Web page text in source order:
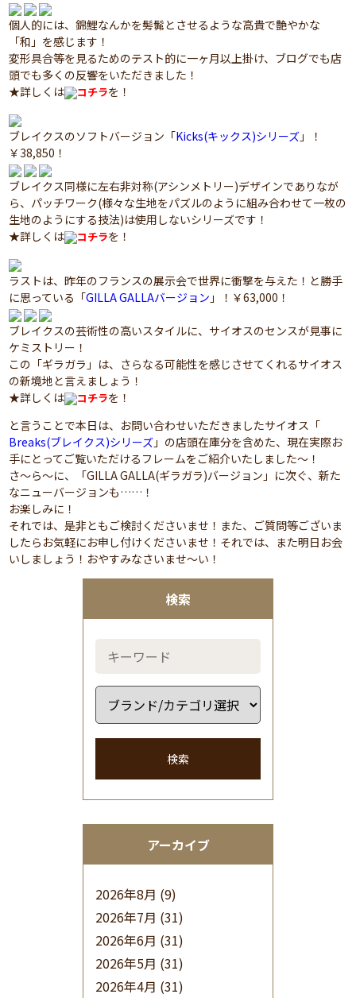
検索
検索
アーカイブ
2026年8月 (9)
2026年7月 (31)
2026年6月 (31)
2026年5月 (31)
2026年4月 (31)
個人的には、錦鯉なんかを髣髴とさせるような高貴で艶やかな
「和」を感じます！
変形具合等を見るためのテスト的に一ヶ月以上掛け、ブログでも店
頭でも多くの反響をいただきました！
★詳しくは
コチラを！
ブレイクスのソフトバージョン「Kicks(キックス)シリーズ 」！
￥38,850！
ブレイクス同様に左右非対称(アシンメトリー)デザインでありなが
ら、パッチワーク(様々な生地をパズルのように組み合わせて一枚の
生地のようにする技法)は使用しないシリーズです！
★詳しくは
コチラを！
ラストは、昨年のフランスの展示会で世界に衝撃を与えた！と勝手
に思っている「GILLA GALLAバージョン 」！￥63,000！
ブレイクスの芸術性の高いスタイルに、サイオスのセンスが見事に
ケミストリー！
この「ギラガラ」は、さらなる可能性を感じさせてくれるサイオス
の新境地と言えましょう！
★詳しくは
コチラを！
と言うことで本日は、お問い合わせいただきましたサイオス「
Breaks(ブレイクス)シリーズ 」の店頭在庫分を含めた、現在実際お
手にとってご覧いただけるフレームをご紹介いたしました～！
さ～ら～に、「GILLA GALLA(ギラガラ)バージョン」に次ぐ、新た
なニューバージョンも……！
お楽しみに！
それでは、是非ともご検討くださいませ！また、ご質問等ございま
したらお気軽にお申し付けくださいませ！それでは、また明日お会
いしましょう！おやすみなさいませ～い！